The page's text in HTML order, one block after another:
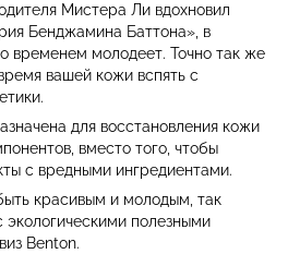
Мистера Ли вдохновил
Бенджамина Баттона», в
временем молодеет. Точно так же
вашей кожи вспять с
для восстановления кожи
, вместо того, чтобы
с вредными ингредиентами.
красивым и молодым, так
экологическими полезными
Benton.